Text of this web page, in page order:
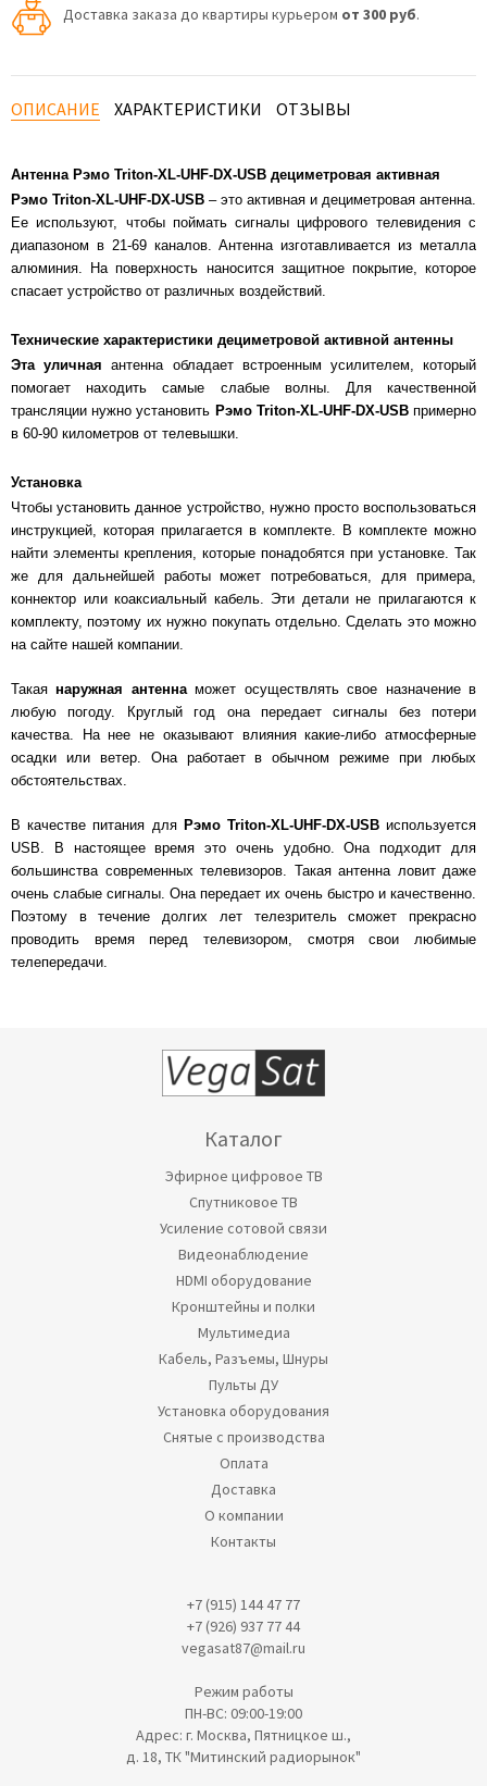
Доставка заказа до квартиры курьером от 300 руб.
ОПИСАНИЕ ХАРАКТЕРИСТИКИ ОТЗЫВЫ
Антенна Рэмо Triton-XL-UHF-DX-USB дециметровая активная
Рэмо Triton-XL-UHF-DX-USB – это активная и дециметровая антенна.
Ее используют, чтобы поймать сигналы цифрового телевидения с
диапазоном в 21-69 каналов. Антенна изготавливается из металла
алюминия. На поверхность наносится защитное покрытие, которое
спасает устройство от различных воздействий.
Технические характеристики дециметровой активной антенны
Эта уличная антенна обладает встроенным усилителем, который
помогает находить самые слабые волны. Для качественной
трансляции нужно установить Рэмо Triton-XL-UHF-DX-USBпримерно
в 60-90 километров от телевышки.
Установка
Чтобы установить данное устройство, нужно просто воспользоваться
инструкцией, которая прилагается в комплекте. В комплекте можно
найти элементы крепления, которые понадобятся при установке. Так
же для дальнейшей работы может потребоваться, для примера,
коннектор или коаксиальный кабель. Эти детали не прилагаются к
комплекту, поэтому их нужно покупать отдельно. Сделать это можно
на сайте нашей компании.
Такаянаружная антеннаможет осуществлять свое назначение в
любую погоду. Круглый год она передает сигналы без потери
качества. На нее не оказывают влияния какие-либо атмосферные
осадки или ветер. Она работает в обычном режиме при любых
обстоятельствах.
В качестве питания для Рэмо Triton-XL-UHF-DX-USBиспользуется
USB. В настоящее время это очень удобно. Она подходит для
большинства современных телевизоров. Такая антенна ловит даже
очень слабые сигналы. Она передает их очень быстро и качественно.
Поэтому в течение долгих лет телезритель сможет прекрасно
проводить время перед телевизором, смотря свои любимые
телепередачи.
Каталог
Эфирное цифровое ТВ
Спутниковое ТВ
Усиление сотовой связи
Видеонаблюдение
HDMI оборудование
Кронштейны и полки
Мультимедиа
Кабель, Разъемы, Шнуры
Пульты ДУ
Установка оборудования
Снятые с производства
Оплата
Доставка
О компании
Контакты
+7 (915) 144 47 77
+7 (926) 937 77 44
vegasat87@mail.ru
Режим работы
ПН-ВС: 09:00-19:00
Адрес: г. Москва, Пятницкое ш.,
д. 18, ТК "Митинский радиорынок"